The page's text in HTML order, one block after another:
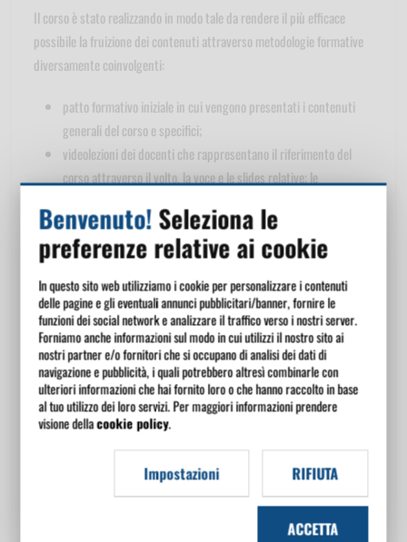
Il corso è stato realizzando in modo tale da rendere il più efficace
possibile la fruizione dei contenuti attraverso metodologie formative
diversamente coinvolgenti:
patto formativo iniziale in cui vengono presentati i contenuti
generali del corso e specifici;
videolezioni dei docenti che rappresentano il riferimento del
corso attraverso il volto, la voce e le slides relative; le
comprensione e l'apprendimento dei contenuti formativi;
esercitazioni interattive di valutazione degli apprendimenti del
solving" che garantiscono, da una parte, la verifica degli
apprendimenti, dall'altra una partecipazione attiva e
autovalutativa;
filmati dimostrativi ed esemplificativi che consentono di
avvicinare e confrontare i contenuti teorici presentati nel corso
ai contesti di lavoro reali, stimolando l'attenzione cognitiva;
materiali scaricabili di approfondimento;
forum in cui è possibile confrontarsi con gli altri utenti del corso
e seguire lo sviluppo di aree tematiche specifiche;
chat con l'e-tutor a cui è possibile accedere per ogni tipologia di
Benvenuto! Seleziona le
preferenze relative ai cookie
In questo sito web utilizziamo i cookie per personalizzare i contenuti
delle pagine e gli eventuali annunci pubblicitari/banner, fornire le
funzioni dei social network e analizzare il traffico verso i nostri server.
Forniamo anche informazioni sul modo in cui utilizzi il nostro sito ai
nostri partner e/o fornitori che si occupano di analisi dei dati di
navigazione e pubblicità, i quali potrebbero altresì combinarle con
ulteriori informazioni che hai fornito loro o che hanno raccolto in base
al tuo utilizzo dei loro servizi. Per maggiori informazioni prendere
visione dellacookie policy.
Impostazioni RIFIUTA
ACCETTA